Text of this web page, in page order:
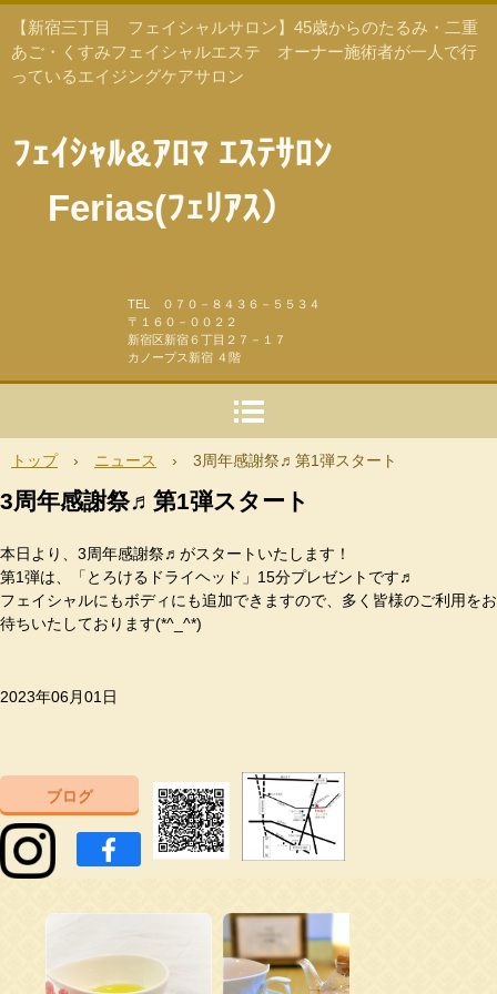
ﾌｪｲｼｬﾙ&ｱﾛﾏ ｴｽﾃｻﾛﾝ
Ferias(ﾌｪﾘｱｽ）
【新宿三丁目 フェイシャルサロン】45歳からのたるみ・二重
あご・くすみフェイシャルエステ オーナー施術者が一人で行
っているエイジングケアサロン
TEL ０７０－８４３６－５５３４
〒１６０－００２２
新宿区新宿６丁目２７－１７
カノープス新宿 ４階
トップ › ニュース › 3周年感謝祭♬第1弾スタート
3周年感謝祭♬第1弾スタート
本日より、3周年感謝祭♬がスタートいたします！
第1弾は、「とろけるドライヘッド」15分プレゼントです♬
フェイシャルにもボディにも追加できますので、多く皆様のご利用をお
待ちいたしております(*^_^*)
2023年06月01日
ブログ